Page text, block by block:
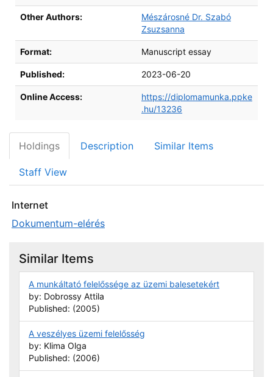
Other Authors:
Mészárosné Dr. Szabó
Zsuzsanna
Format: Manuscript essay
Published: 2023-06-20
Online Access:
https://diplomamunka.ppke
.hu/13236
Holdings Description Similar Items
Staff View
Internet
Dokumentum-elérés
Similar Items
A munkáltató felelőssége az üzemi balesetekért
by: Dobrossy Attila
Published: (2005)
A veszélyes üzemi felelősség
by: Klima Olga
Published: (2006)